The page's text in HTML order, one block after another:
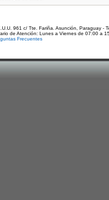
961 c/ Tte. Fariña. Asunción, Paraguay -
de Atención: Lunes a Viernes de 07:00 a
Frecuentes